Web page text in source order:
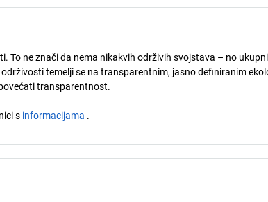
To ne znači da nema nikakvih održivih svojstava – no
temelji se na transparentnim, jasno definiranim
transparentnost.
s informacijama .